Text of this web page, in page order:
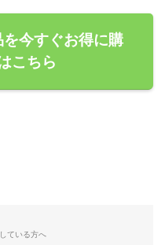
今すぐお得に購
こちら
ている方へ